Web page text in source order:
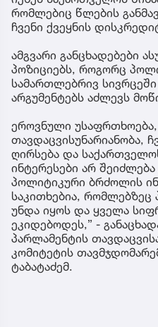
რომლებიც წლების
ჩვენი ქვეყნის
ამგვარი განცხადებები
პოზიციებს, როგორც
სამართლებრივ
არგუმენტებს აძლევს
ეროვნული უსაფრთხოება,
თავდაცვისუნარიანობა,
ღირსება და
ინტერესები არ
პოლიტიკური ბრძოლის
საკითხებია, რომლებზეც
უნდა იყოს და ყველა
ეკიდებოდეს,” -
პარლამენტის
კომიტეტის
ტაბატაძემ.